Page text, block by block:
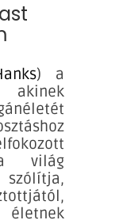
) a
akinek
világ